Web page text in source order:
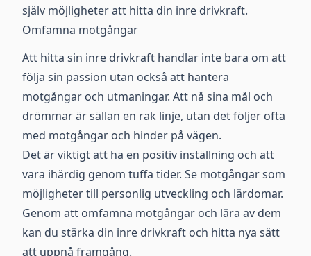
själv möjligheter att hitta din inre drivkraft.
Omfamna motgångar
Att hitta sin inre drivkraft handlar inte bara om att
följa sin passion utan också att hantera
motgångar och utmaningar. Att nå sina mål och
drömmar är sällan en rak linje, utan det följer ofta
med motgångar och hinder på vägen.
Det är viktigt att ha en positiv inställning och att
vara ihärdig genom tuffa tider. Se motgångar som
möjligheter till personlig utveckling och lärdomar.
Genom att omfamna motgångar och lära av dem
kan du stärka din inre drivkraft och hitta nya sätt
att uppnå framgång.